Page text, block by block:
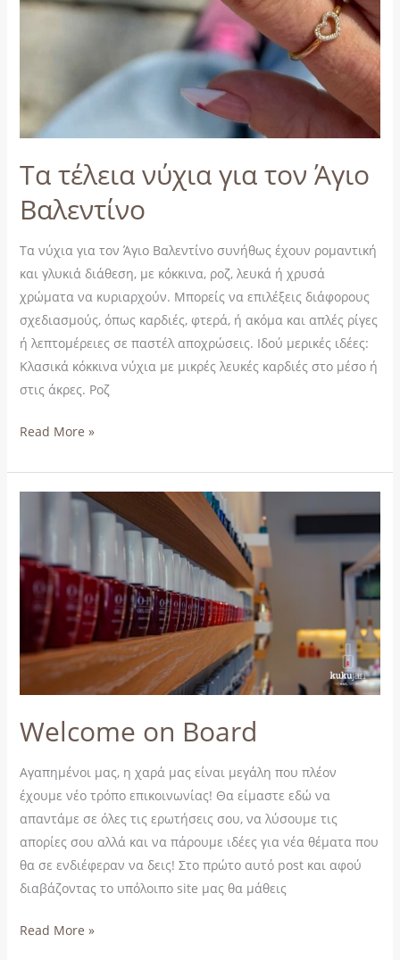
Τα τέλεια νύχια για τον Άγιο
Βαλεντίνο
Τα νύχια για τον Άγιο Βαλεντίνο συνήθως έχουν ρομαντική
και γλυκιά διάθεση, με κόκκινα, ροζ, λευκά ή χρυσά
χρώματα να κυριαρχούν. Μπορείς να επιλέξεις διάφορους
σχεδιασμούς, όπως καρδιές, φτερά, ή ακόμα και απλές ρίγες
ή λεπτομέρειες σε παστέλ αποχρώσεις. Ιδού μερικές ιδέες:
Κλασικά κόκκινα νύχια με μικρές λευκές καρδιές στο μέσο ή
στις άκρες. Ροζ
Read More »
Welcome on Board
Αγαπημένοι μας, η χαρά μας είναι μεγάλη που πλέον
έχουμε νέο τρόπο επικοινωνίας! Θα είμαστε εδώ να
απαντάμε σε όλες τις ερωτήσεις σου, να λύσουμε τις
απορίες σου αλλά και να πάρουμε ιδέες για νέα θέματα που
θα σε ενδιέφεραν να δεις! Στο πρώτο αυτό post και αφού
διαβάζοντας το υπόλοιπο site μας θα μάθεις
Welcome
Read More »